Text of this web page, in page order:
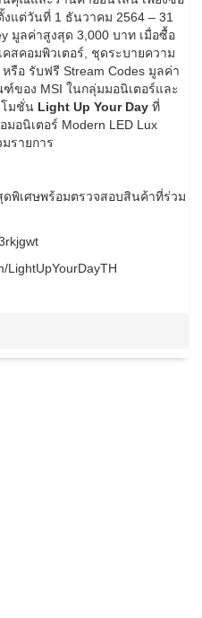
แต่วันที่ 1 ธันวาคม 2564 – 31
มูลค่าสูงสุด 3,000 บาท เมื่อซื้อ
สคอมพิวเตอร์, ชุดระบายความ
รือ รับฟรี Stream Codes มูลค่า
ของ MSI ในกลุ่มมอนิเตอร์และ
โมชั่น Light Up Your Day ที่
อนิเตอร์ Modern LED Lux
รายการ
พิเศษพร้อมตรวจสอบสินค้าที่ร่วม
LightUpYourDayTH